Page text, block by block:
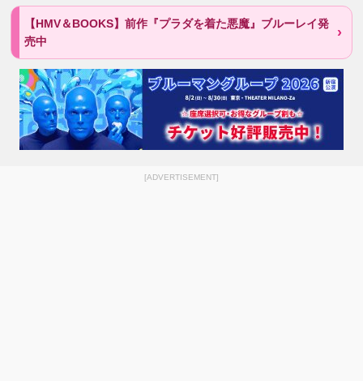
【HMV＆BOOKS】前作『プラダを着た悪魔』ブルーレイ発
売中
[ADVERTISEMENT]